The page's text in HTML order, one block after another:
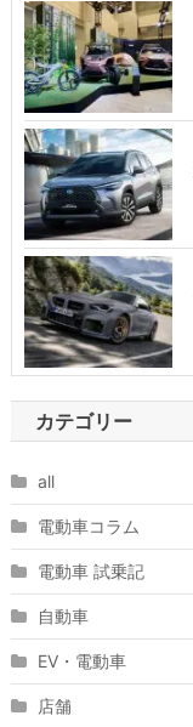
カテゴリー
all
電動車コラム
電動車 試乗記
自動車
EV・電動車
店舗